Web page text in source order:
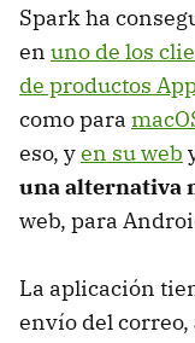
Spark ha
en uno de los
de productos
como para
eso, yen su web
una alternativa
web, para
La aplicación
envío del correo,